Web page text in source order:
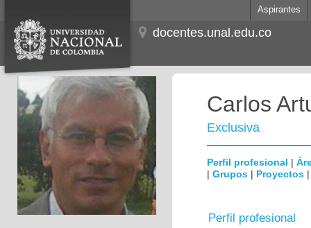
Aspirantes
docentes.unal.edu.co
Carlos
Exclusiva
Perfil profesional |
| Grupos | Proyectos
Perfil profesional